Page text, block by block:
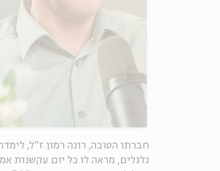
חברתו הטובה, רונה רמון ז"ל,
גלגלים, מראה לו כל יום עקשנות